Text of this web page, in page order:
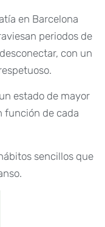
en Barcelona
periodos de
con un
estado de mayor
función de cada
sencillos que